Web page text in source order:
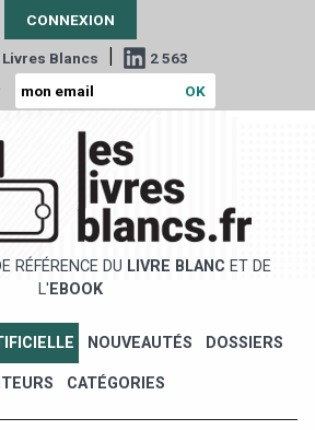
CONNEXION
Livres Blancs | 2 563
RÉFÉRENCE DU LIVRE BLANC ET DE
L' EBOOK
NOUVEAUTÉS DOSSIERS
CATÉGORIES